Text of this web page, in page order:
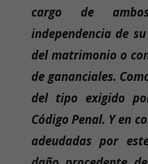
cargo de
independencia de
del matrimonio o
de gananciales.
del tipo exigido
Código Penal. Y en
adeudadas por